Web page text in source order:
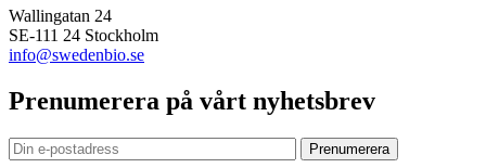
Wallingatan 24
SE-111 24 Stockholm
info@swedenbio.se
Prenumerera på vårt nyhetsbrev
Prenumerera